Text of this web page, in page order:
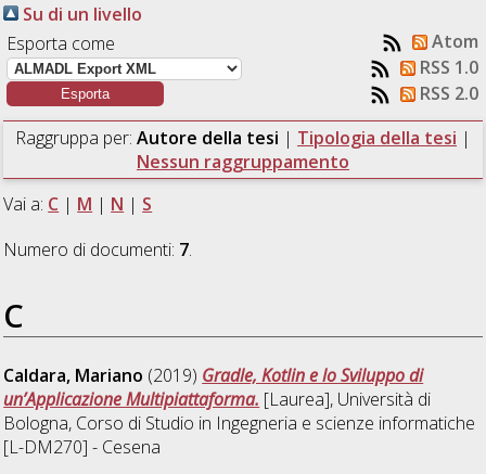
Su di un livello
Esporta come
Atom
RSS 1.0
RSS 2.0
Raggruppa per: Autore della tesi | Tipologia della tesi |
Nessun raggruppamento
Vai a: C | M | N | S
Numero di documenti: 7.
C
Caldara, Mariano (2019) Gradle, Kotlin e lo Sviluppo di
un’Applicazione Multipiattaforma. [Laurea], Università di
Bologna, Corso di Studio in Ingegneria e scienze informatiche
[L-DM270] - Cesena